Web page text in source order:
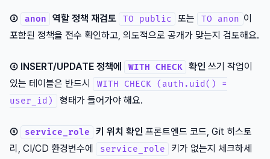
③ anon 역할 정책 재검토 TO public 또는 TO anon 이
포함된 정책을 전수 확인하고, 의도적으로 공개가 맞는지 검토해요.
④ INSERT/UPDATE 정책에 WITH CHECK 확인 쓰기 작업이
있는 테이블은 반드시
WITH CHECK (auth.uid() =
user_id)
형태가 들어가야 해요.
⑤ service_role 키 위치 확인 프론트엔드 코드, Git 히스토
리, CI/CD 환경변수에
service_role
키가 없는지 체크하세